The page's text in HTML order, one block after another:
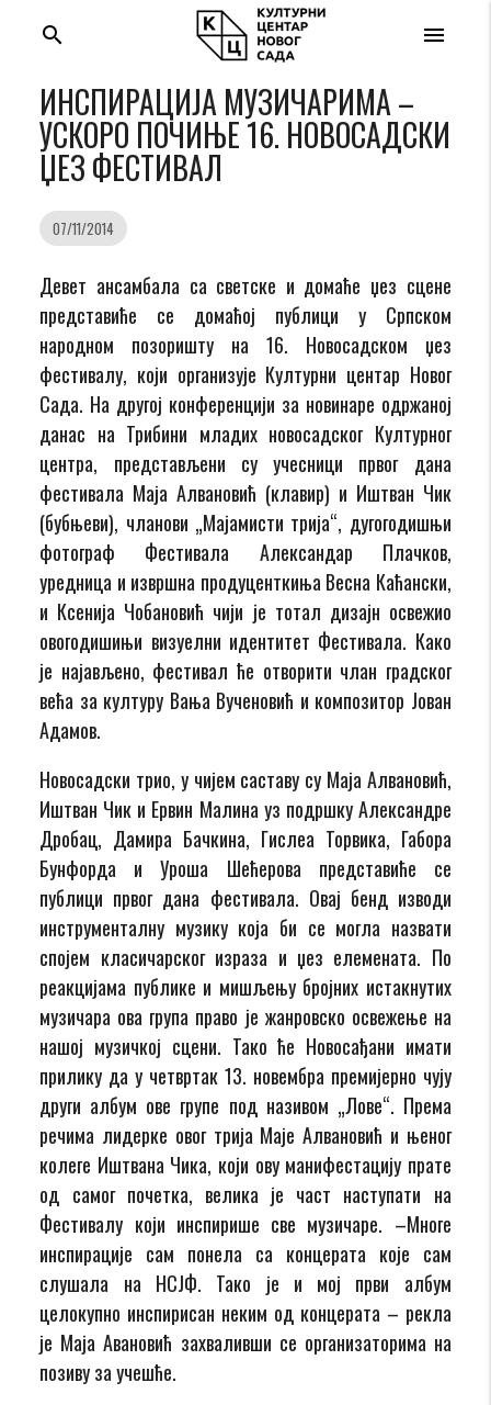
menu
search
ИНСПИРАЦИЈА МУЗИЧАРИМА –
УСКОРО ПОЧИЊЕ 16. НОВОСАДСКИ
ЏЕЗ ФЕСТИВАЛ
07/11/2014
Девет ансамбала са светске и домаће џез сцене
представиће се домаћој публици у Српском
народном позоришту на 16. Новосадском џез
фестивалу, који организује Културни центар Новог
Сада. На другој конференцији за новинаре одржаној
данас на Трибини младих новосадског Културног
центра, представљени су учесници првог дана
фестивала Маја Алвановић (клавир) и Иштван Чик
(бубњеви), чланови „Мајамисти трија“, дугогодишњи
фотограф Фестивала Александар Плачков,
уредница и извршна продуценткиња Весна Каћански,
и Ксенија Чобановић чији је тотал дизајн освежио
овогодишињи визуелни идентитет Фестивала. Како
је најављено, фестивал ће отворити члан градског
већа за културу Вања Вученовић и композитор Јован
Адамов.
Новосадски трио, у чијем саставу су Маја Алвановић,
Иштван Чик и Ервин Малина уз подршку Александре
Дробац, Дамира Бачкина, Гислеа Торвика, Габора
Бунфорда и Уроша Шећерова представиће се
публици првог дана фестивала. Овај бенд изводи
инструменталну музику која би се могла назвати
спојем класичарског израза и џез елемената. По
реакцијама публике и мишљењу бројних истакнутих
музичара ова група право је жанровско освежење на
нашој музичкој сцени. Тако ће Новосађани имати
прилику да у четвртак 13. новембра премијерно чују
други албум ове групе под називом „Лове“. Према
речима лидерке овог трија Маје Алвановић и њеног
колеге Иштвана Чика, који ову манифестацију прате
од самог почетка, велика је част наступати на
Фестивалу који инспирише све музичаре. –Многе
инспирације сам понела са концерата које сам
слушала на НСЈФ. Тако је и мој први албум
целокупно инспирисан неким од концерата – рекла
је Маја Авановић захваливши се организаторима на
позиву за учешће.